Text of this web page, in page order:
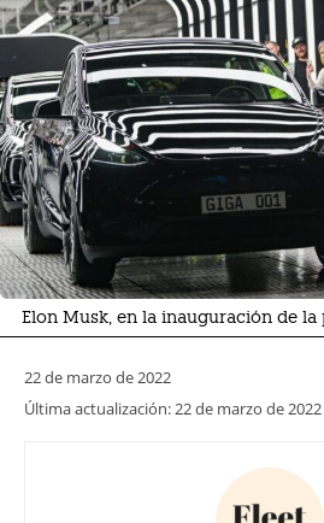
Elon Musk, en la inauguración de la
22 de marzo de 2022
Última actualización: 22 de marzo de 2022